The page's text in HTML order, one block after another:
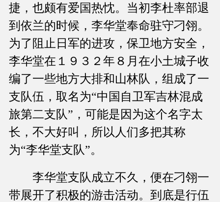
捷，也颇有爱国热忱。当初李杜率部退
到依兰的时候，李华堂奉命驻守刁翎。
为了阻止日军的进攻，保卫地方安全，
李华堂在１９３２年８月在小土城子收
编了一些地方大排和山林队，组成了一
支队伍，取名为“中国自卫军吉林混成
旅第二支队”，可能是因为这个名字太
长，不大好叫，所以人们多把其称
为“李华堂支队”。
李华堂支队成立不久，便在刁翎一
带展开了积极的游击活动。到底是行伍